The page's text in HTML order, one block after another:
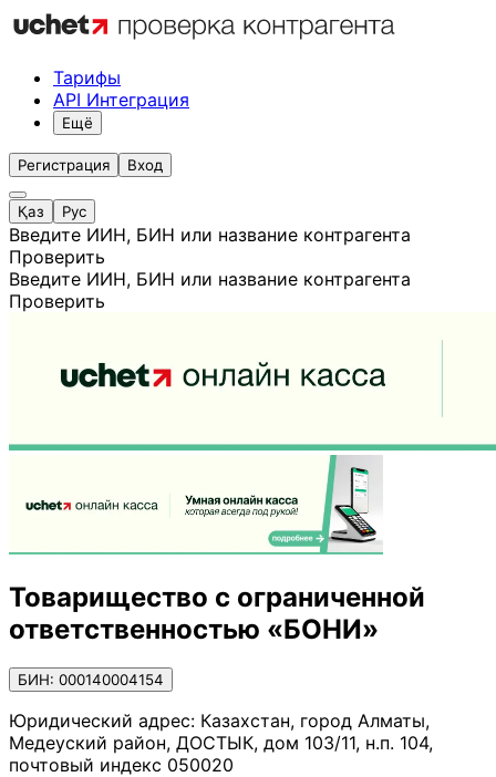
Тарифы
API Интеграция
Ещё
Регистрация Вход
Қаз Рус
Введите ИИН, БИН или название контрагента
Проверить
Введите ИИН, БИН или название контрагента
Проверить
Товарищество с ограниченной
ответственностью «БОНИ»
БИН: 000140004154
Юридический адрес: Казахстан, город Алматы,
Медеуский район, ДОСТЫК, дом 103/11, н.п. 104,
почтовый индекс 050020